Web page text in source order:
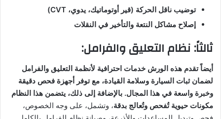
توضيب ناقل الحركة (قير أوتوماتيك، يدوي، CVT)
إصلاح مشاكل النتعة والتأخير في النقلات
ثالثاً: نظام التعليق والفرامل:
أيضاً تقدم هذه الورش خدمات احترافية لأنظمة التعليق والفرامل
لضمان ثبات السيارة وسلامة القيادة، مع توفر أجهزة فحص دقيقة
وخبرة واسعة في هذا المجال. بالإضافة إلى ذلك، يتضمن هذا النظام
مكونات حيوية تُفحص وتُعالج بدقة، وتشمل، على وجه الخصوص،